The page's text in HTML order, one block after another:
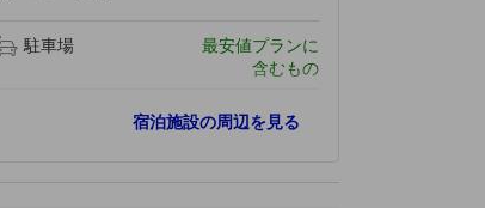
駐車場
最安値プランに
含むもの
宿泊施設の周辺を見る